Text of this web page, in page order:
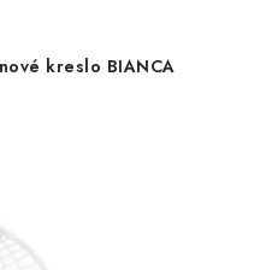
kreslo BIANCA